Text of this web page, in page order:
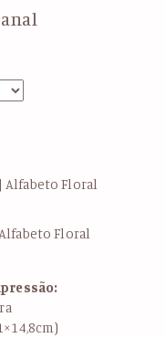
Floral